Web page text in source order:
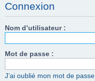
Connexion
Nom d’utilisateur :
Mot de passe :
J’ai oublié mon mot de passe